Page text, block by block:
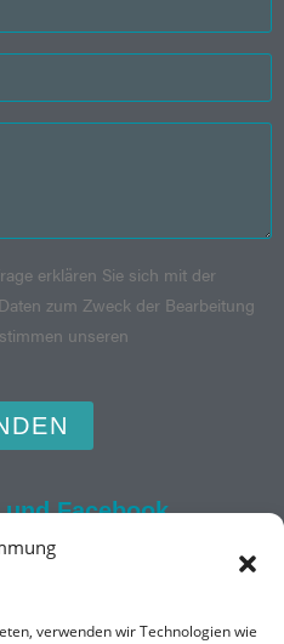
verwenden wir Technologien wie
erklären Sie sich mit der
zum Zweck der Bearbeitung
unseren
Facebook